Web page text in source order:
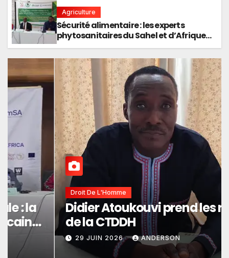
Agriculture
Sécurité alimentaire : les experts
phytosanitaires du Sahel et d’Afrique
de l’Ouest en conclave à Lomé
Droit De L'Homme
Didier Atoukouvi prend les rênes
de la CTDDH
29 JUIN 2026 ANDERSON